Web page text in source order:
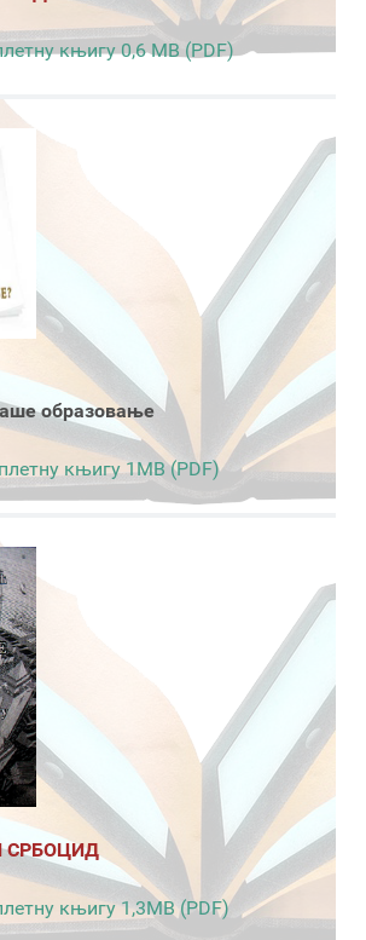
књигу 0,6 MB (PDF)
образовање
књигу 1MB (PDF)
СРБОЦИД
књигу 1,3MB (PDF)